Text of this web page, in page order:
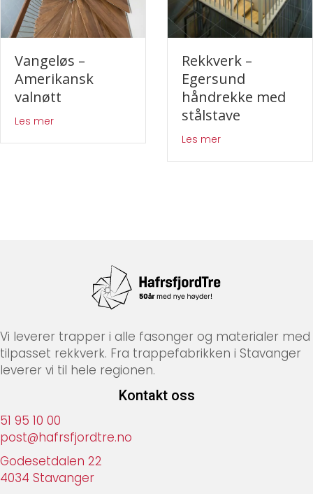
Vangeløs –
Amerikansk
valnøtt
Les merabout Vangeløs – Amerikansk valnøtt
Rekkverk –
Egersund
håndrekke med
stålstave
Les merabout Rekkverk –
Vi leverer trapper i alle fasonger og materialer med
tilpasset rekkverk. Fra trappefabrikken i Stavanger
leverer vi til hele regionen.
Kontakt oss
51 95 10 00
post@hafrsfjordtre.no
Godesetdalen 22
4034 Stavanger